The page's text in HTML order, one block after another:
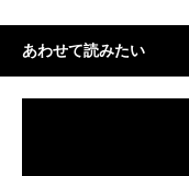
あわせて読みたい